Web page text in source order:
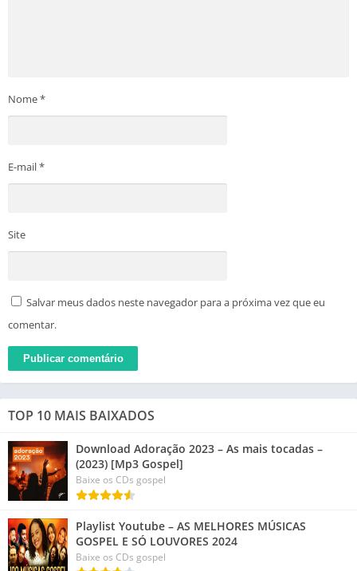
Nome*
E-mail*
Site
Salvar meus dados neste navegador para a próxima vez que eu
comentar.
TOP 10 MAIS BAIXADOS
Download Adoração 2023 – As mais tocadas –
(2023) [Mp3 Gospel]
Baixe os CDs gospel
Playlist Youtube – AS MELHORES MÚSICAS
GOSPEL E SÓ LOUVORES 2024
Baixe os CDs gospel